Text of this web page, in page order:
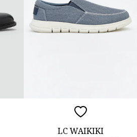
LC WAIKIKI